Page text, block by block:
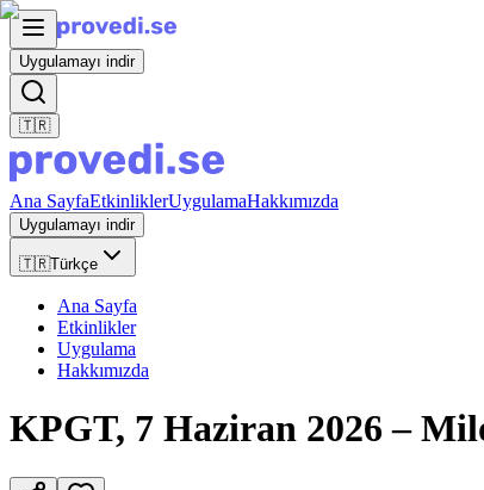
Uygulamayı indir
🇹🇷
Ana SayfaEtkinliklerUygulamaHakkımızda
Uygulamayı indir
🇹🇷Türkçe
Ana Sayfa
Etkinlikler
Uygulama
Hakkımızda
KPGT, 7 Haziran 2026 –